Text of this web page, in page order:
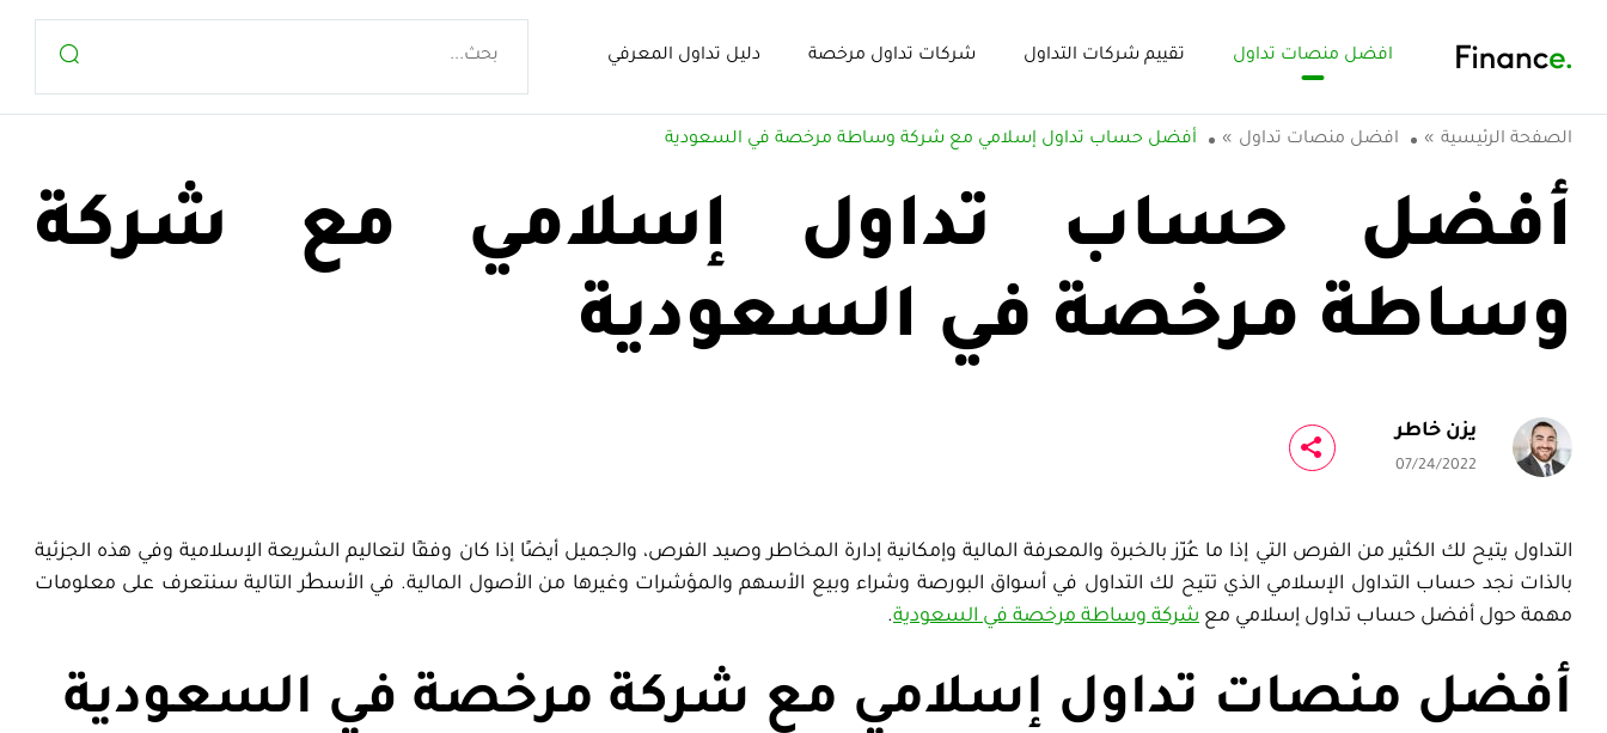
افضل منصات تداول تقييم شركات التداول شركات تداول مرخصة دليل تداول المعرفي
الصفحة الرئيسية » افضل منصات تداول » أفضل حساب تداول إسلامي مع شركة وساطة مرخصة في السعودية
أفضل حساب تداول إسلامي مع شركة
وساطة مرخصة في السعودية
يزن خاطر
07/24/2022
التداول يتيح لك الكثير من الفرص التي إذا ما عُزّز بالخبرة والمعرفة المالية وإمكانية إدارة المخاطر وصيد الفرص، والجميل أيضًا إذا كان وفقًا لتعاليم الشريعة الإسلامية وفي هذه الجزئية
بالذات نجد حساب التداول الإسلامي الذي تتيح لك التداول في أسواق البورصة وشراء وبيع الأسهم والمؤشرات وغيرها من الأصول المالية. في الأسطُر التالية سنتعرف على معلومات
مهمة حول أفضل حساب تداول إسلامي مع شركة وساطة مرخصة في السعودية.
أفضل منصات تداول إسلامي مع شركة مرخصة في السعودية